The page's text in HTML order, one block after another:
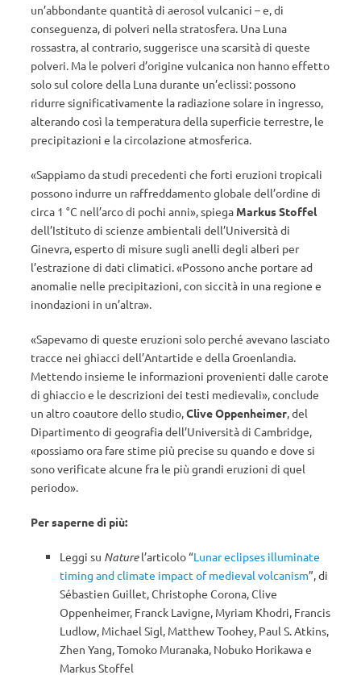
un’abbondante quantità di aerosol vulcanici – e, di
conseguenza, di polveri nella stratosfera. Una Luna
rossastra, al contrario, suggerisce una scarsità di queste
polveri. Ma le polveri d’origine vulcanica non hanno effetto
solo sul colore della Luna durante un’eclissi: possono
ridurre significativamente la radiazione solare in ingresso,
alterando così la temperatura della superficie terrestre, le
precipitazioni e la circolazione atmosferica.
«Sappiamo da studi precedenti che forti eruzioni tropicali
possono indurre un raffreddamento globale dell’ordine di
circa 1 °C nell’arco di pochi anni», spiega Markus Stoffel
dell’Istituto di scienze ambientali dell’Università di
Ginevra, esperto di misure sugli anelli degli alberi per
l’estrazione di dati climatici. «Possono anche portare ad
anomalie nelle precipitazioni, con siccità in una regione e
inondazioni in un’altra».
«Sapevamo di queste eruzioni solo perché avevano lasciato
tracce nei ghiacci dell’Antartide e della Groenlandia.
Mettendo insieme le informazioni provenienti dalle carote
di ghiaccio e le descrizioni dei testi medievali», conclude
un altro coautore dello studio,Clive Oppenheimer, del
Dipartimento di geografia dell’Università di Cambridge,
«possiamo ora fare stime più precise su quando e dove si
sono verificate alcune fra le più grandi eruzioni di quel
periodo».
Per saperne di più:
Leggi su Naturel’articolo “Lunar eclipses illuminate
timing and climate impact of medieval volcanism”, di
Sébastien Guillet, Christophe Corona, Clive
Oppenheimer, Franck Lavigne, Myriam Khodri, Francis
Ludlow, Michael Sigl, Matthew Toohey, Paul S. Atkins,
Zhen Yang, Tomoko Muranaka, Nobuko Horikawa e
Markus Stoffel